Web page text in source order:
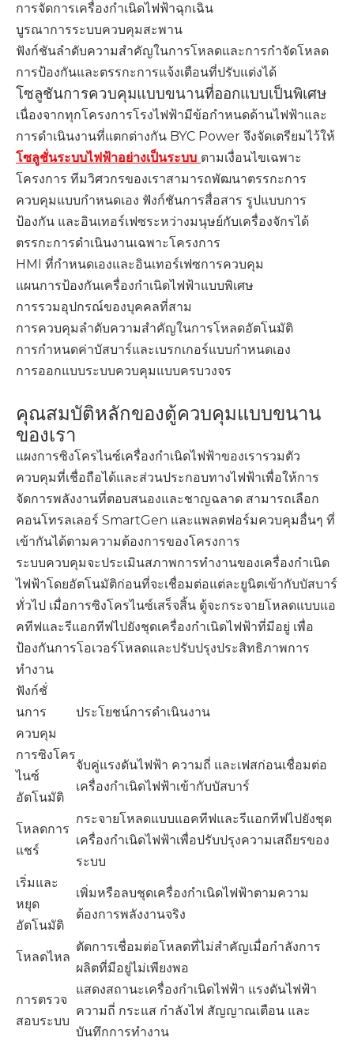
การจัดการเครื่องกำเนิดไฟฟ้าฉุกเฉิน
บูรณาการระบบควบคุมสะพาน
ฟังก์ชันลำดับความสำคัญในการโหลดและการกำจัดโหลด
การป้องกันและตรรกะการแจ้งเตือนที่ปรับแต่งได้
โซลูชันการควบคุมแบบขนานที่ออกแบบเป็นพิเศษ
เนื่องจากทุกโครงการโรงไฟฟ้ามีข้อกำหนดด้านไฟฟ้าและ
การดำเนินงานที่แตกต่างกัน BYC Power จึงจัดเตรียมไว้ให้
โซลูชั่นระบบไฟฟ้าอย่างเป็นระบบ ตามเงื่อนไขเฉพาะ
โครงการ ทีมวิศวกรของเราสามารถพัฒนาตรรกะการ
ควบคุมแบบกำหนดเอง ฟังก์ชันการสื่อสาร รูปแบบการ
ป้องกัน และอินเทอร์เฟซระหว่างมนุษย์กับเครื่องจักรได้
ตรรกะการดำเนินงานเฉพาะโครงการ
HMI ที่กำหนดเองและอินเทอร์เฟซการควบคุม
แผนการป้องกันเครื่องกำเนิดไฟฟ้าแบบพิเศษ
การรวมอุปกรณ์ของบุคคลที่สาม
การควบคุมลำดับความสำคัญในการโหลดอัตโนมัติ
การกำหนดค่าบัสบาร์และเบรกเกอร์แบบกำหนดเอง
การออกแบบระบบควบคุมแบบครบวงจร
คุณสมบัติหลักของตู้ควบคุมแบบขนาน
ของเรา
แผงการซิงโครไนซ์เครื่องกำเนิดไฟฟ้าของเรารวมตัว
ควบคุมที่เชื่อถือได้และส่วนประกอบทางไฟฟ้าเพื่อให้การ
จัดการพลังงานที่ตอบสนองและชาญฉลาด สามารถเลือก
คอนโทรลเลอร์ SmartGen และแพลตฟอร์มควบคุมอื่นๆ ที่
เข้ากันได้ตามความต้องการของโครงการ
ระบบควบคุมจะประเมินสภาพการทำงานของเครื่องกำเนิด
ไฟฟ้าโดยอัตโนมัติก่อนที่จะเชื่อมต่อแต่ละยูนิตเข้ากับบัสบาร์
ทั่วไป เมื่อการซิงโครไนซ์เสร็จสิ้น ตู้จะกระจายโหลดแบบแอ
คทีฟและรีแอกทีฟไปยังชุดเครื่องกำเนิดไฟฟ้าที่มีอยู่ เพื่อ
ป้องกันการโอเวอร์โหลดและปรับปรุงประสิทธิภาพการ
ทำงาน
ฟังก์ชั่
นการ
ควบคุม
ประโยชน์การดำเนินงาน
การซิงโคร
ไนซ์
อัตโนมัติ
จับคู่แรงดันไฟฟ้า ความถี่ และเฟสก่อนเชื่อมต่อ
เครื่องกำเนิดไฟฟ้าเข้ากับบัสบาร์
โหลดการ
แชร์
กระจายโหลดแบบแอคทีฟและรีแอกทีฟไปยังชุด
เครื่องกำเนิดไฟฟ้าเพื่อปรับปรุงความเสถียรของ
ระบบ
เริ่มและ
หยุด
อัตโนมัติ
เพิ่มหรือลบชุดเครื่องกำเนิดไฟฟ้าตามความ
ต้องการพลังงานจริง
โหลดไหล
ตัดการเชื่อมต่อโหลดที่ไม่สำคัญเมื่อกำลังการ
ผลิตที่มีอยู่ไม่เพียงพอ
การตรวจ
สอบระบบ
แสดงสถานะเครื่องกำเนิดไฟฟ้า แรงดันไฟฟ้า
ความถี่ กระแส กำลังไฟ สัญญาณเตือน และ
บันทึกการทำงาน